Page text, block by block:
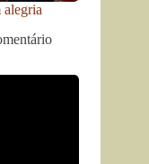
alegria